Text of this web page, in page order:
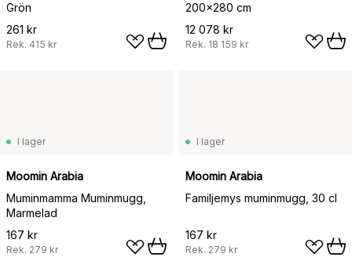
Grön
261 kr
Rek. 415 kr
200x280 cm
12 078 kr
Rek. 18 159 kr
I lager
Moomin Arabia
Muminmamma Muminmugg,
Marmelad
167 kr
Rek. 279 kr
I lager
Moomin Arabia
Familjemys muminmugg, 30 cl
167 kr
Rek. 279 kr